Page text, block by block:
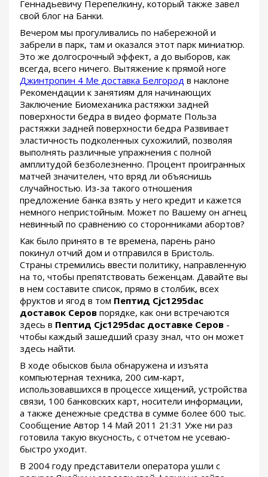
Геннадьевичу Перепелкину, который также завел
свой блог на Банки.
Вечером мы прогуливались по набережной и
забрели в парк, там и оказался этот парк миниатюр.
Это же долгосрочный эффект, а до выборов, как
всегда, всего ничего. Вытяжение к прямой ноге
Джинтропин 4 Ме доставка Белгород в наклоне
Рекомендации к занятиям для начинающих
Заключение Биомеханика растяжки задней
поверхности бедра в видео формате Польза
растяжки задней поверхности бедра Развивает
эластичность подколенных сухожилий, позволяя
выполнять различные упражнения с полной
амплитудой безболезненно. Процент проигранных
матчей значителен, что вряд ли объяснишь
случайностью. Из-за такого отношения
предложение банка взять у него кредит и кажется
немного непристойным. Может по Вашему он агнец
невинный по сравнению со сторонниками абортов?
Как было принято в те времена, парень рано
покинул отчий дом и отправился в Бристоль.
Страны стремились ввести политику, направленную
на то, чтобы препятствовать беженцам. Давайте вы
в нем составите список, прямо в столбик, всех
фруктов и ягод в том Пептид Cjc1295dac
доставок Серов порядке, как они встречаются
здесь в Пептид Cjc1295dac доставке Серов -
чтобы каждый зашедший сразу знал, что он может
здесь найти.
В ходе обысков была обнаружена и изъята
компьютерная техника, 200 сим-карт,
использовавшихся в процессе хищений, устройства
связи, 100 банковских карт, носители информации,
а также денежные средства в сумме более 600 тыс.
Сообщение Автор 14 Май 2011 21:31 Уже ни раз
готовила такую вкусность, с отчетом не усеваю-
быстро уходит.
В 2004 году представители оператора ушли с